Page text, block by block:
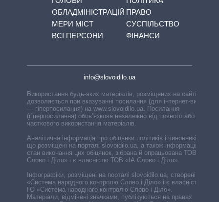
ОБЛАДМІНІСТРАЦІЙ
МЕРИ МІСТ
ВСІ ПЕРСОНИ
ПРАВО
СУСПІЛЬСТВО
ФІНАНСИ
info@slovoidilo.ua
Використання будь-яких матеріалів, розміщених на сайті,
дозволяється при вказуванні посилання (для інтернет-видань
— гіперпосилання) на www.slovoidilo.ua. Посилання
(гіперпосилання) обов’язкове незалежно від повного або
часткового використання матеріалів.
Аналітична інформація про обіцянки політиків і чиновників,
що розміщені на порталі slovoidilo.ua, а також інформація про
стан виконання цих обіцянок, зібрана й опрацьована ТОВ «ІА
Слово і Діло» і є власністю ТОВ «ІА Слово і Діло».
Інфографіки, розміщені на порталі slovoidilo.ua, створені ГО
«Система народного контролю Слово і Діло» і є власністю
ГО «Система народного контролю Слово і Діло».
Матеріали, відмічені значками, публікуються на правах